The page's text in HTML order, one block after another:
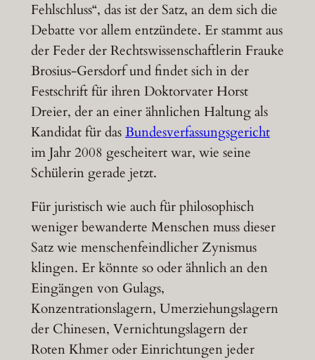
Fehlschluss“, das ist der Satz, an dem sich die
Debatte vor allem entzündete. Er stammt aus
der Feder der Rechtswissenschaftlerin Frauke
Brosius-Gersdorf und findet sich in der
Festschrift für ihren Doktorvater Horst
Dreier, der an einer ähnlichen Haltung als
Kandidat für dasBundesverfassungsgericht
im Jahr 2008 gescheitert war, wie seine
Schülerin gerade jetzt.
Für juristisch wie auch für philosophisch
weniger bewanderte Menschen muss dieser
Satz wie menschenfeindlicher Zynismus
klingen. Er könnte so oder ähnlich an den
Eingängen von Gulags,
Konzentrationslagern, Umerziehungslagern
der Chinesen, Vernichtungslagern der
Roten Khmer oder Einrichtungen jeder